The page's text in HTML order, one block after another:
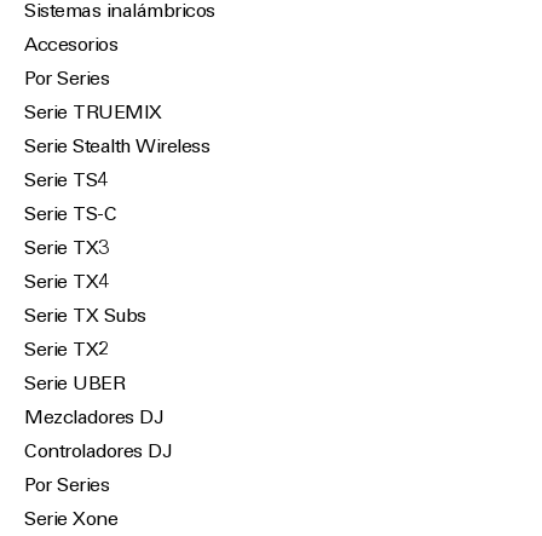
Sistemas inalámbricos
Accesorios
Por Series
Serie TRUEMIX
Serie Stealth Wireless
Serie TS4
Serie TS-C
Serie TX3
Serie TX4
Serie TX Subs
Serie TX2
Serie UBER
Mezcladores DJ
Controladores DJ
Por Series
Serie Xone